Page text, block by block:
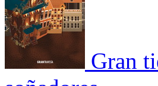
Gran